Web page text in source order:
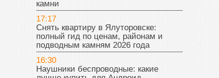
камни
17:17
Снять квартиру в Ялуторовске:
полный гид по ценам, районам и
подводным камням 2026 года
16:30
Наушники беспроводные: какие